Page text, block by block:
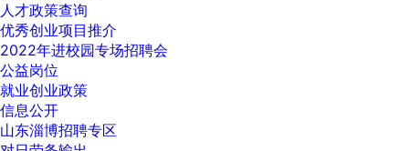
人才政策查询
优秀创业项目推介
2022年进校园专场招聘会
公益岗位
就业创业政策
信息公开
山东淄博招聘专区